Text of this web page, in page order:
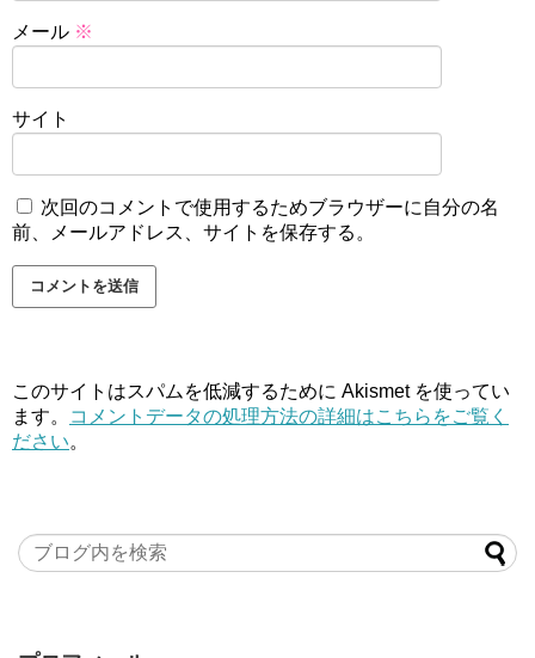
メール ※
サイト
次回のコメントで使用するためブラウザーに自分の名
前、メールアドレス、サイトを保存する。
このサイトはスパムを低減するために Akismet を使ってい
ます。
コメントデータの処理方法の詳細はこちらをご覧く
ださい。